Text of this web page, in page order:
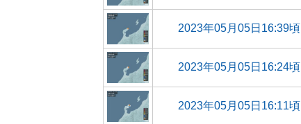
2023年05月05日16:39頃
2023年05月05日16:24頃
2023年05月05日16:11頃